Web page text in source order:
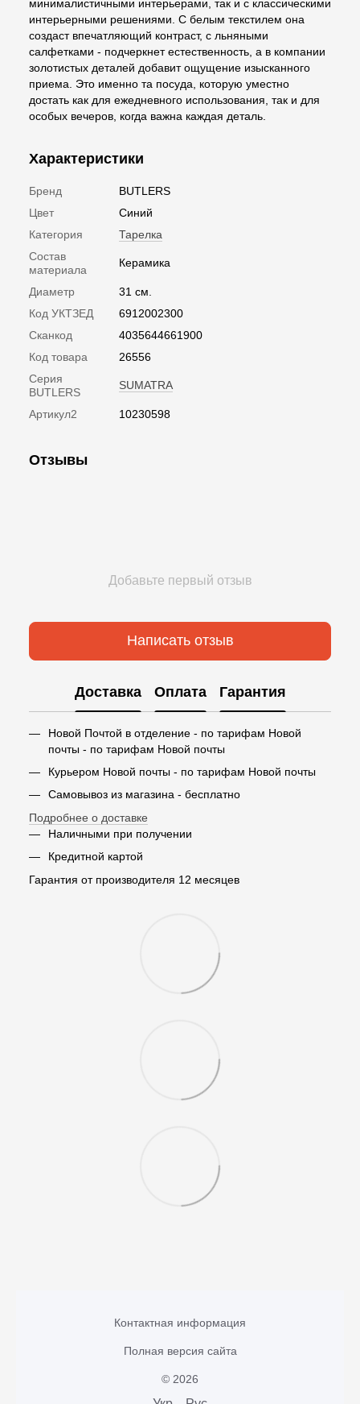
минималистичными интерьерами, так и с классическими
интерьерными решениями. С белым текстилем она
создаст впечатляющий контраст, с льняными
салфетками - подчеркнет естественность, а в компании
золотистых деталей добавит ощущение изысканного
приема. Это именно та посуда, которую уместно
достать как для ежедневного использования, так и для
особых вечеров, когда важна каждая деталь.
Характеристики
Бренд
BUTLERS
Цвет
Синий
Категория
Тарелка
Состав
материала
Керамика
Диаметр
31 см.
Код УКТЗЕД
6912002300
Сканкод
4035644661900
Код товара
26556
Серия
BUTLERS
SUMATRA
Артикул2 10230598
Отзывы
Добавьте первый отзыв
Написать отзыв
Доставка Оплата Гарантия
Новой Почтой в отделение - по тарифам Новой
почты - по тарифам Новой почты
Курьером Новой почты - по тарифам Новой почты
Самовывоз из магазина - бесплатно
Подробнее о доставке
Наличными при получении
Кредитной картой
Гарантия от производителя 12 месяцев
Контактная информация
Полная версия сайта
© 2026